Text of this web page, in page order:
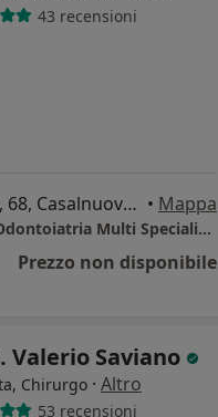
43 recensioni
Via Benedetto Fontana, 68, Casalnuovo di Napoli • Mappa
Dental Point - Centro di Odontoiatria Multi Specialistico
Prezzo non disponibile
Valerio Saviano
Chirurgo · Altro
53 recensioni